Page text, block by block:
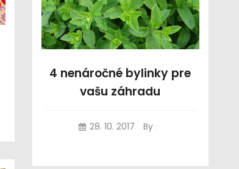
4 nenáročné bylinky pre
vašu záhradu
28. 10. 2017 By :